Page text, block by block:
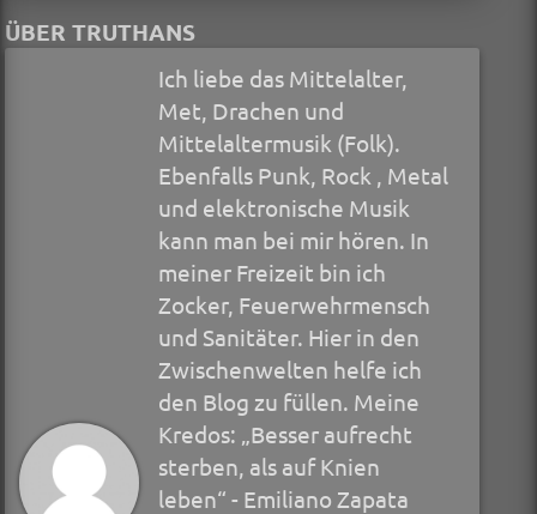
ÜBER TRUTHANS
Ich liebe das Mittelalter,
Met, Drachen und
Mittelaltermusik (Folk).
Ebenfalls Punk, Rock , Metal
und elektronische Musik
kann man bei mir hören. In
meiner Freizeit bin ich
Zocker, Feuerwehrmensch
und Sanitäter. Hier in den
Zwischenwelten helfe ich
den Blog zu füllen. Meine
Kredos: „Besser aufrecht
sterben, als auf Knien
leben“ - Emiliano Zapata